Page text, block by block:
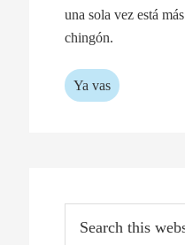
una sola vez está
chingón.
Ya vas